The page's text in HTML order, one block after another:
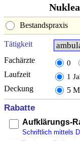
Aufklärungs-
Schriftlich mittels
Tätigkeit
Laufzeit 1
Deckung 5
Rabatte
Fachärzte 0
Bestandspraxis